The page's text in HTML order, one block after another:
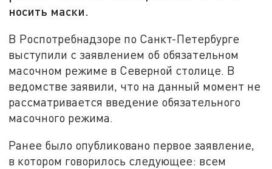
носить маски.
В Роспотребнадзоре по Санкт-Петербурге
выступили с заявлением об обязательном
масочном режиме в Северной столице. В
ведомстве заявили, что на данный момент не
рассматривается введение обязательного
масочного режима.
Ранее было опубликовано первое заявление,
в котором говорилось следующее: всем